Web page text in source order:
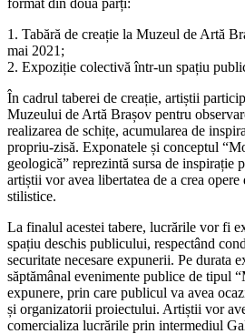
1. Tabără de creație la Muzeul de Artă
mai 2021;
2. Expoziție colectivă într-un spațiu
În cadrul taberei de creație, artiștii
Muzeului de Artă Brașov pentru
realizarea de schițe, acumularea de
propriu-zisă. Exponatele și conceptul
geologică” reprezintă sursa de inspirație
artiștii vor avea libertatea de a crea
stilistice.
La finalul acestei tabere, lucrările vor fi
spațiu deschis publicului, respectând
securitate necesare expunerii. Pe durata
săptămânal evenimente publice de tipul
expunere, prin care publicul va avea
și organizatorii proiectului. Artiștii vor
comercializa lucrările prin intermediul